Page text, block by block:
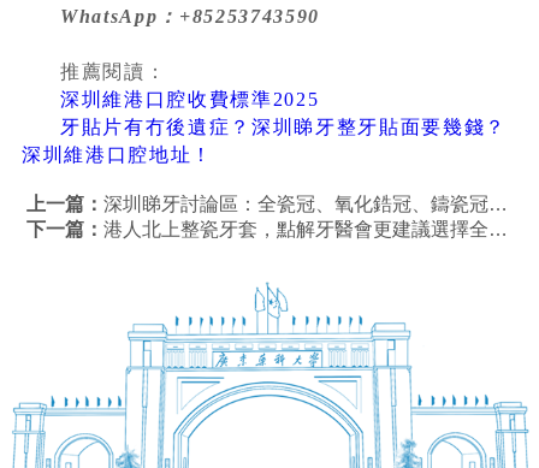
WhatsApp：+85253743590
推薦閱讀：
深圳維港口腔收費標準2025
牙貼片有冇後遺症？深圳睇牙整牙貼面要幾錢？
深圳維港口腔地址！
上一篇：深圳睇牙討論區：全瓷冠、氧化鋯冠、鑄瓷冠點區分？維港口腔睇牙最新優惠資訊！
下一篇：港人北上整瓷牙套，點解牙醫會更建議選擇全瓷牙？維港口腔整瓷牙套優勢？